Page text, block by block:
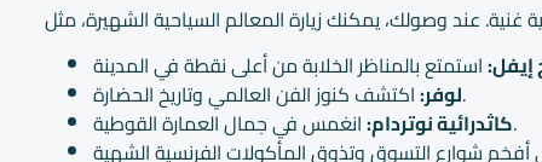
إيفل:
لوفر:اكتشف كنوز الفن العالمي وتاريخ الحضارة.
كاثدرائية نوتردام:انغمس في جمال العمارة القوطية.